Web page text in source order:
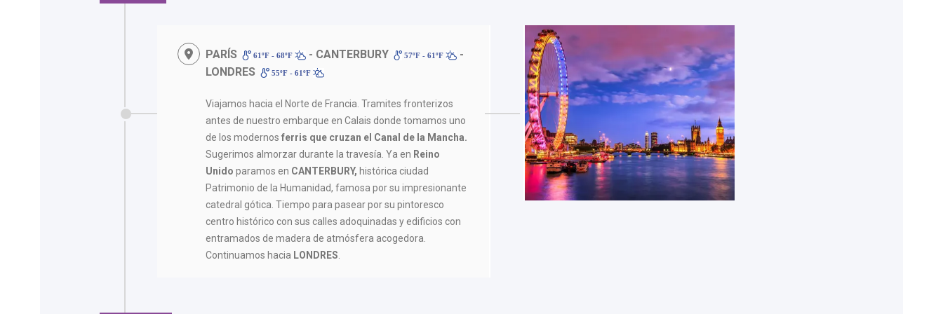
PARÍS 61ºF - 68ºF - CANTERBURY 57ºF - 61ºF
-
LONDRES
55ºF - 61ºF
Viajamos hacia el Norte de Francia. Tramites fronterizos
antes de nuestro embarque en Calais donde tomamos uno
de los modernosferris que cruzan el Canal de la Mancha.
Sugerimos almorzar durante la travesía. Ya en Reino
Unidoparamos en CANTERBURY, histórica ciudad
Patrimonio de la Humanidad, famosa por su impresionante
catedral gótica. Tiempo para pasear por su pintoresco
centro histórico con sus calles adoquinadas y edificios con
entramados de madera de atmósfera acogedora.
Continuamos hacia LONDRES